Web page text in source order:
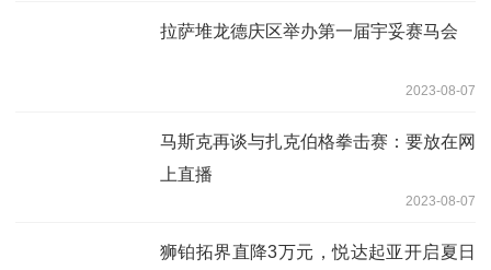
拉萨堆龙德庆区举办第一届宇妥赛马会
2023-08-07
马斯克再谈与扎克伯格拳击赛：要放在网
上直播
2023-08-07
狮铂拓界直降3万元，悦达起亚开启夏日